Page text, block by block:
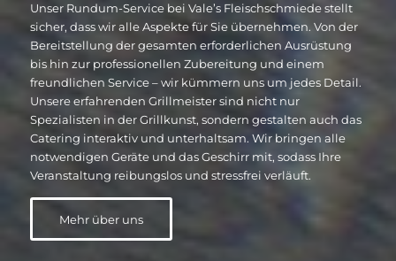
Unser Rundum-Service bei Vale’s Fleischschmiede stellt
sicher, dass wir alle Aspekte für Sie übernehmen. Von der
Bereitstellung der gesamten erforderlichen Ausrüstung
bis hin zur professionellen Zubereitung und einem
freundlichen Service – wir kümmern uns um jedes Detail.
Unsere erfahrenden Grillmeister sind nicht nur
Spezialisten in der Grillkunst, sondern gestalten auch das
Catering interaktiv und unterhaltsam. Wir bringen alle
notwendigen Geräte und das Geschirr mit, sodass Ihre
Veranstaltung reibungslos und stressfrei verläuft.
Mehr über uns